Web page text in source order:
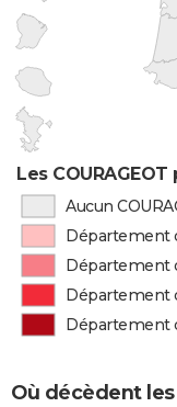
Les
Aucun
Département
Département
Département
Département
Où décèdent les